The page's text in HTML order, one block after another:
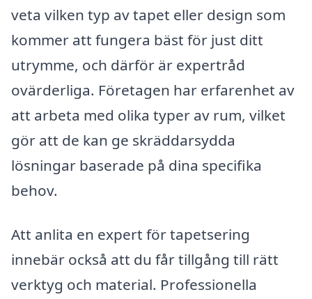
veta vilken typ av tapet eller design som
kommer att fungera bäst för just ditt
utrymme, och därför är expertråd
ovärderliga. Företagen har erfarenhet av
att arbeta med olika typer av rum, vilket
gör att de kan ge skräddarsydda
lösningar baserade på dina specifika
behov.
Att anlita en expert för tapetsering
innebär också att du får tillgång till rätt
verktyg och material. Professionella